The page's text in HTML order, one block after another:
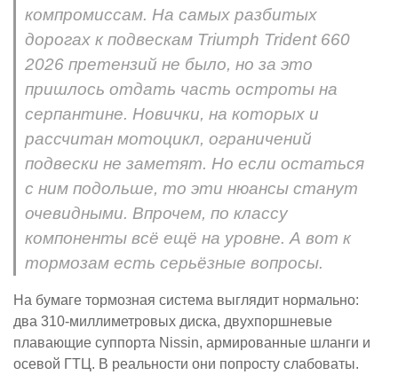
компромиссам. На самых разбитых
дорогах к подвескам Triumph Trident 660
2026 претензий не было, но за это
пришлось отдать часть остроты на
серпантине. Новички, на которых и
рассчитан мотоцикл, ограничений
подвески не заметят. Но если остаться
с ним подольше, то эти нюансы станут
очевидными. Впрочем, по классу
компоненты всё ещё на уровне. А вот к
тормозам есть серьёзные вопросы.
На бумаге тормозная система выглядит нормально:
два 310-миллиметровых диска, двухпоршневые
плавающие суппорта Nissin, армированные шланги и
осевой ГТЦ. В реальности они попросту слабоваты.